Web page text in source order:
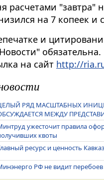
расчетами "завтра"
на 7 копеек и
и
на сайт http://
РЯД МАСШТАБНЫХ
МЕЖДУ
ужесточит правила
квоты
ресурс и ценность
РФ не видит